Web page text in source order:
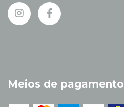
Meios de pagamento